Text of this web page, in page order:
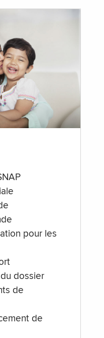
pour les
dossier
de
de